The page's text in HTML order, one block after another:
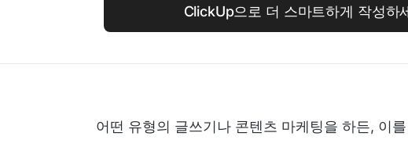
ClickUp으로 더 스마트하게 작성하
어떤 유형의 글쓰기나 콘텐츠 마케팅을 하든, 이